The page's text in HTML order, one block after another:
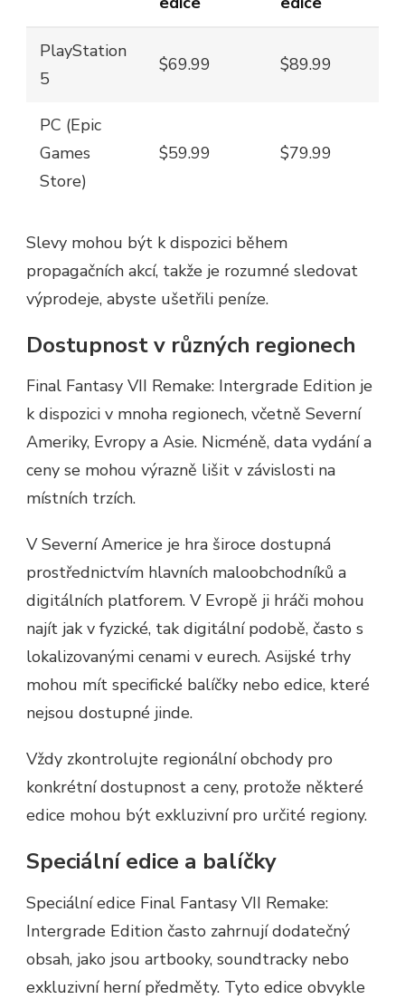
PlayStation
5
$69.99 $89.99
PC (Epic
Games
Store)
$59.99 $79.99
Slevy mohou být k dispozici během
propagačních akcí, takže je rozumné sledovat
výprodeje, abyste ušetřili peníze.
Dostupnost v různých regionech
Final Fantasy VII Remake: Intergrade Edition je
k dispozici v mnoha regionech, včetně Severní
Ameriky, Evropy a Asie. Nicméně, data vydání a
ceny se mohou výrazně lišit v závislosti na
místních trzích.
V Severní Americe je hra široce dostupná
prostřednictvím hlavních maloobchodníků a
digitálních platforem. V Evropě ji hráči mohou
najít jak v fyzické, tak digitální podobě, často s
lokalizovanými cenami v eurech. Asijské trhy
mohou mít specifické balíčky nebo edice, které
nejsou dostupné jinde.
Vždy zkontrolujte regionální obchody pro
konkrétní dostupnost a ceny, protože některé
edice mohou být exkluzivní pro určité regiony.
Speciální edice a balíčky
Speciální edice Final Fantasy VII Remake:
Intergrade Edition často zahrnují dodatečný
obsah, jako jsou artbooky, soundtracky nebo
exkluzivní herní předměty. Tyto edice obvykle